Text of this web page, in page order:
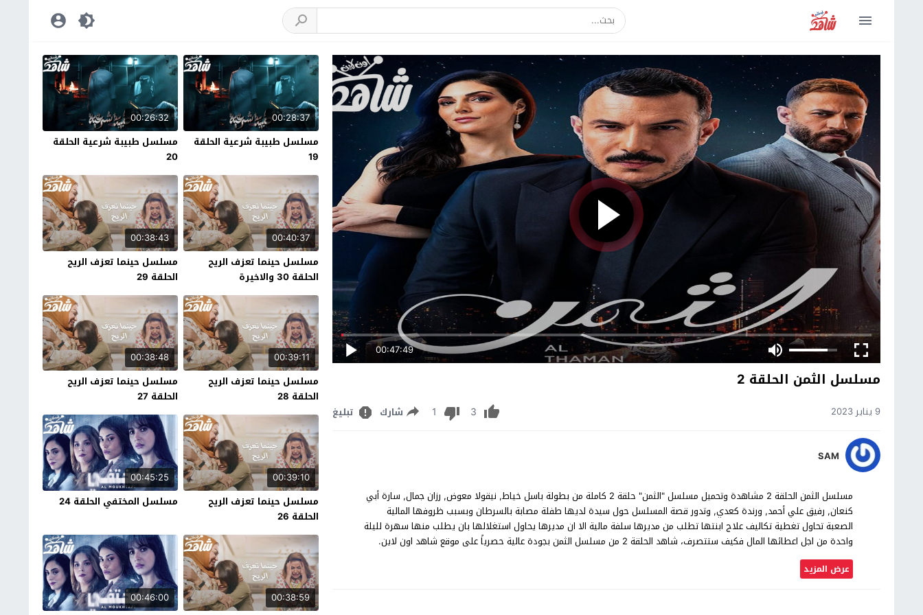
00:47:49
مسلسل الثمن الحلقة 2
9 يناير 2023 3
1 شارك تبليغ
SAM
مسلسل الثمن الحلقة 2 مشاهدة وتحميل مسلسل "الثمن" حلقة 2 كاملة من بطولة باسل خياط, نيقولا معوض, رزان جمال, سارة أبي
كنعان, رفيق علي أحمد, ورندة كعدي, وتدور قصة المسلسل حول سيدة لديها طفلة مصابة بالسرطان وبسبب ظروفها المالية
الصعبة تحاول تغطية تكاليف علاج ابنتها تطلب من مديرها سلفة مالية الا ان مديرها يحاول استغلالها بان يطلب منها سهرة لليلة
واحدة من اجل اعطائها المال فكيف ستتصرف، شاهد الحلقة 2 من مسلسل الثمن بجودة عالية حصرياً على موقع شاهد اون لاين.
عرض المزيد
00:28:37
مسلسل طبيبة شرعية الحلقة
19
00:26:32
مسلسل طبيبة شرعية الحلقة
20
00:40:37
مسلسل حينما تعزف الريح
الحلقة 30 والاخيرة
00:38:43
مسلسل حينما تعزف الريح
الحلقة 29
00:39:11
مسلسل حينما تعزف الريح
الحلقة 28
00:38:48
مسلسل حينما تعزف الريح
الحلقة 27
00:39:10
مسلسل حينما تعزف الريح
الحلقة 26
00:45:25
مسلسل المختفي الحلقة 24
00:38:59
00:46:00